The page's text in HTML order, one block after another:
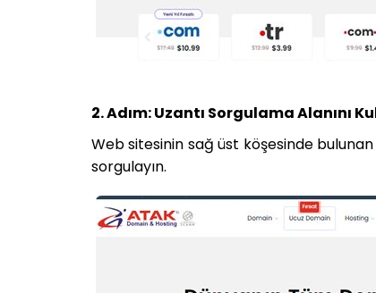
2. Adım: Uzantı Sorgulama Alanını
Web sitesinin sağ üst köşesinde bulunan
sorgulayın.